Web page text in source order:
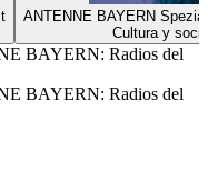
ANTENNE BAYERN
Cultura y
BAYERN: Radios del
BAYERN: Radios del